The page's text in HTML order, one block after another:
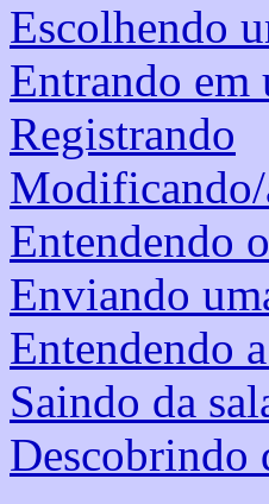
Escolhendo
Entrando em
Registrando
Entendendo
Enviando
Entendendo
Saindo da
Descobrindo